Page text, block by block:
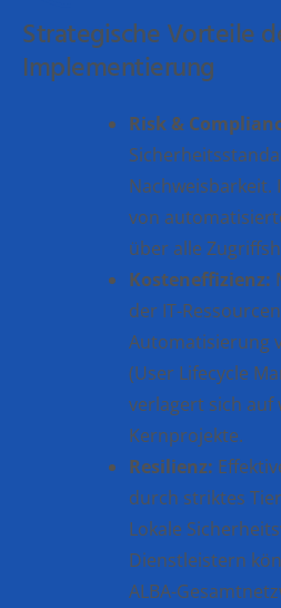
Strategische Vorteile
Implementierung
Risk &
Nachweisbarkeit.
von
über alle
Kosteneffizienz:
der IT-
Automatisierung
(User Lifecycle
verlagert sich auf
Kernprojekte.
Resilienz:
durch striktes
Lokale
Dienstleistern
ALBA-